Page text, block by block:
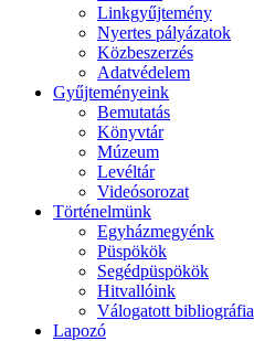
Linkgyűjtemény
Nyertes pályázatok
Közbeszerzés
Adatvédelem
Gyűjteményeink
Bemutatás
Könyvtár
Múzeum
Levéltár
Videósorozat
Történelmünk
Egyházmegyénk
Püspökök
Segédpüspökök
Hitvallóink
Válogatott bibliográfia
Lapozó